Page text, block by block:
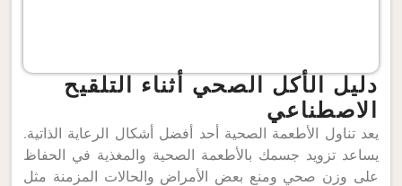
دليل الأكل الصحي أثناء التلقيح
الاصطناعي
يعد تناول الأطعمة الصحية أحد أفضل أشكال الرعاية الذاتية.
يساعد تزويد جسمك بالأطعمة الصحية والمغذية في الحفاظ
على وزن صحي ومنع بعض الأمراض والحالات المزمنة مثل